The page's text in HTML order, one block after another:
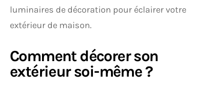
luminaires de décoration pour éclairer votre
extérieur de maison.
Comment décorer son
extérieur soi-même ?